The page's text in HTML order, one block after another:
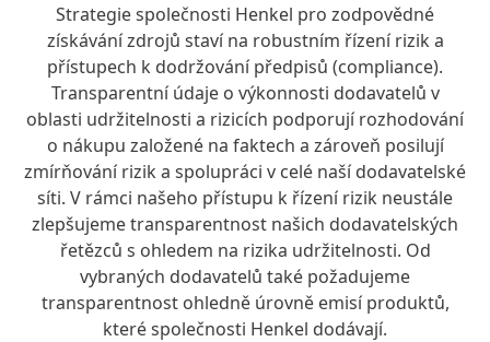
Strategie společnosti Henkel pro zodpovědné
získávání zdrojů staví na robustním řízení rizik a
přístupech k dodržování předpisů (compliance).
Transparentní údaje o výkonnosti dodavatelů v
oblasti udržitelnosti a rizicích podporují rozhodování
o nákupu založené na faktech a zároveň posilují
zmírňování rizik a spolupráci v celé naší dodavatelské
síti. V rámci našeho přístupu k řízení rizik neustále
zlepšujeme transparentnost našich dodavatelských
řetězců s ohledem na rizika udržitelnosti. Od
vybraných dodavatelů také požadujeme
transparentnost ohledně úrovně emisí produktů,
které společnosti Henkel dodávají.